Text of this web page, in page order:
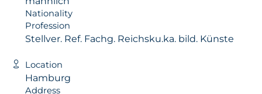
Nationality
Profession
Stellver. Ref. Fachg. Reichsku.ka. bild. Künste
Location
Hamburg
Address